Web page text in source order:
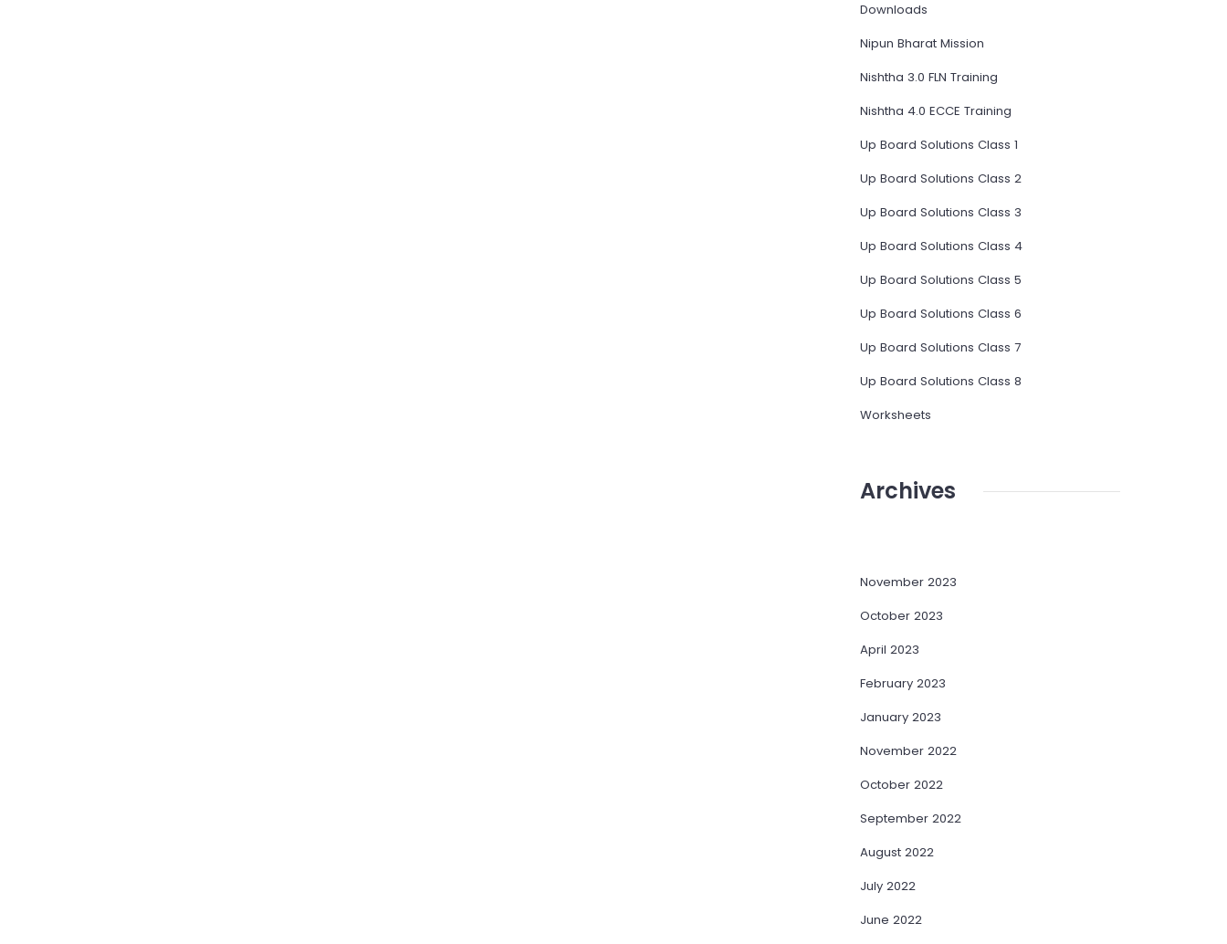
Downloads
Nipun Bharat Mission
Nishtha 3.0 FLN Training
Nishtha 4.0 ECCE Training
Up Board Solutions Class 1
Up Board Solutions Class 2
Up Board Solutions Class 3
Up Board Solutions Class 4
Up Board Solutions Class 5
Up Board Solutions Class 6
Up Board Solutions Class 7
Up Board Solutions Class 8
Worksheets
Archives
November 2023
October 2023
April 2023
February 2023
January 2023
November 2022
October 2022
September 2022
August 2022
July 2022
June 2022